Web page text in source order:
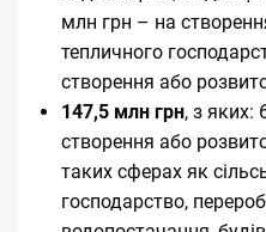
млн грн – на
тепличного
створення або
147,5 млн грн, з яких:
створення або
таких сферах як
господарство,